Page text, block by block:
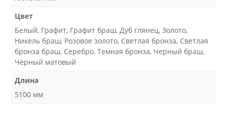
Цвет
Белый, Графит, Графит браш, Дуб глянец, Золото,
Никель браш, Розовое золото, Светлая бронза, Светлая
бронза браш, Серебро, Темная бронза, Черный браш,
Черный матовый
Длина
5100 мм